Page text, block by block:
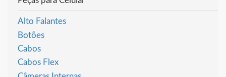
Alto Falantes
Botões
Cabos
Cabos Flex